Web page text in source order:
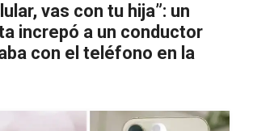
vas con tu hija”: un
increpó a un conductor
con el teléfono en la